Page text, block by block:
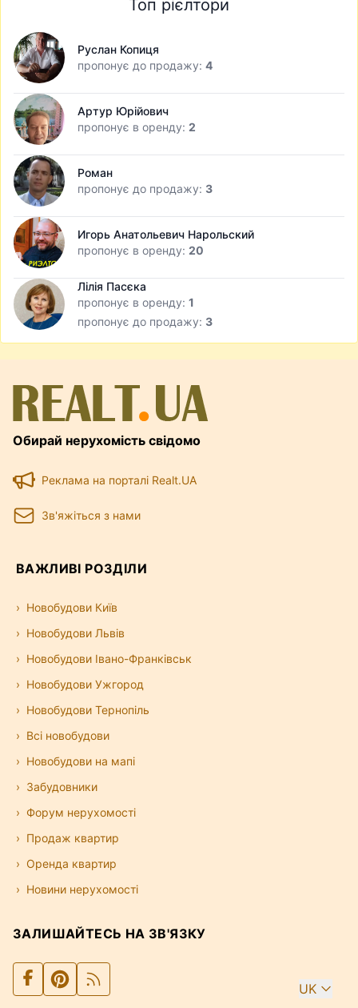
Топ рієлтори
Руслан Копиця
пропонує до продажу: 4
Артур Юрійович
пропонує в оренду: 2
Роман
пропонує до продажу: 3
Игорь Анатольевич Нарольский
пропонує в оренду: 20
Лілія Пасєка
пропонує в оренду: 1
пропонує до продажу: 3
Обирай нерухомість свідомо
Реклама на порталі Realt.UA
Зв'яжіться з нами
ВАЖЛИВІ РОЗДІЛИ
Новобудови Київ
Новобудови Львів
Новобудови Івано-Франківськ
Новобудови Ужгород
Новобудови Тернопіль
Всі новобудови
Новобудови на мапі
Забудовники
Форум нерухомості
Продаж квартир
Оренда квартир
Новини нерухомості
ЗАЛИШАЙТЕСЬ НА ЗВ'ЯЗКУ
UK